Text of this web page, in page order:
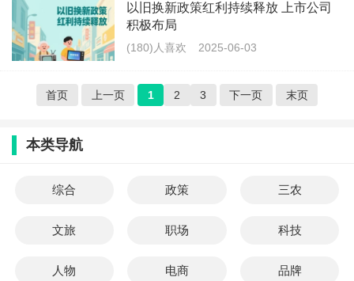
以旧换新政策红利持续释放 上市公司
积极布局
(180)人喜欢 2025-06-03
首页 上一页 1 2 3 下一页 末页
本类导航
综合 政策 三农
文旅 职场 科技
人物 电商 品牌